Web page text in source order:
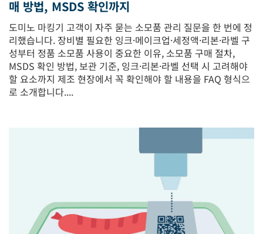
매 방법, MSDS 확인까지
도미노 마킹기 고객이 자주 묻는 소모품 관리 질문을 한 번에 정
리했습니다. 장비별 필요한 잉크·메이크업·세정액·리본·라벨 구
성부터 정품 소모품 사용이 중요한 이유, 소모품 구매 절차,
MSDS 확인 방법, 보관 기준, 잉크·리본·라벨 선택 시 고려해야
할 요소까지 제조 현장에서 꼭 확인해야 할 내용을 FAQ 형식으
로 소개합니다....